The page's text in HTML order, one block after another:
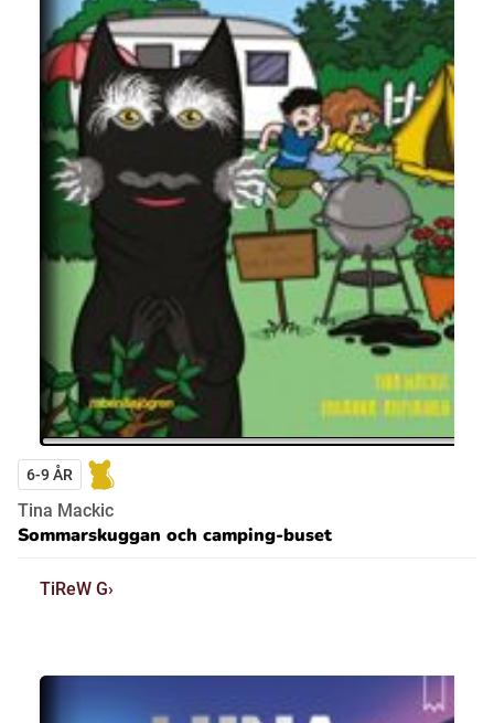
6-9 ÅR
Tina Mackic
Sommarskuggan och camping-buset
TiReW G